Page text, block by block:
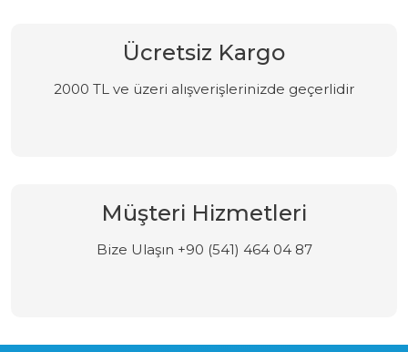
Ücretsiz Kargo
2000 TL ve üzeri alışverişlerinizde geçerlidir
Müşteri Hizmetleri
Bize Ulaşın +90 (541) 464 04 87